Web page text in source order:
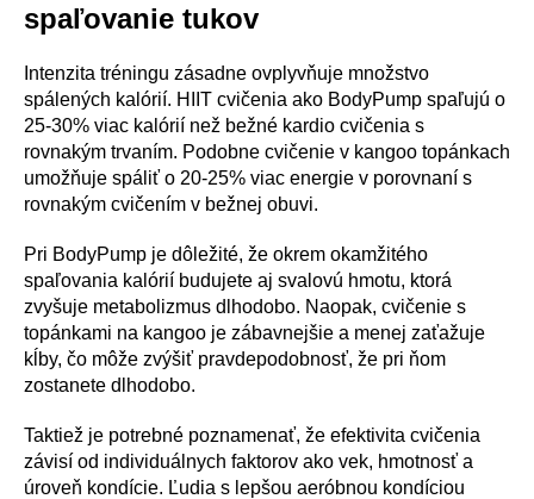
spaľovanie tukov
Intenzita tréningu zásadne ovplyvňuje množstvo
spálených kalórií. HIIT cvičenia ako BodyPump spaľujú o
25-30% viac kalórií než bežné kardio cvičenia s
rovnakým trvaním. Podobne cvičenie v kangoo topánkach
umožňuje spáliť o 20-25% viac energie v porovnaní s
rovnakým cvičením v bežnej obuvi.
Pri BodyPump je dôležité, že okrem okamžitého
spaľovania kalórií budujete aj svalovú hmotu, ktorá
zvyšuje metabolizmus dlhodobo. Naopak, cvičenie s
topánkami na kangoo je zábavnejšie a menej zaťažuje
kĺby, čo môže zvýšiť pravdepodobnosť, že pri ňom
zostanete dlhodobo.
Taktiež je potrebné poznamenať, že efektivita cvičenia
závisí od individuálnych faktorov ako vek, hmotnosť a
úroveň kondície. Ľudia s lepšou aeróbnou kondíciou